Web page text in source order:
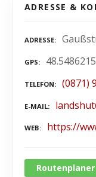
ADRESSE &
ADRESSE
GPS
TELEFON (0871)
E-MAIL
WEB https://
Routenplaner